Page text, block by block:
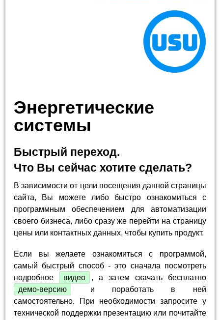
Энергетические
системы
Быстрый переход.
Что Вы сейчас хотите сделать?
В зависимости от цели посещения данной страницы
сайта, Вы можете либо быстро ознакомиться с
программным обеспечением для автоматизации
своего бизнеса, либо сразу же перейти на страницу
цены или контактных данных, чтобы купить продукт.
Если вы желаете ознакомиться с программой,
самый быстрый способ - это сначала посмотреть
подробное
видео
, а затем скачать бесплатно
демо-версию
и поработать в ней
самостоятельно. При необходимости запросите у
технической поддержки презентацию или почитайте